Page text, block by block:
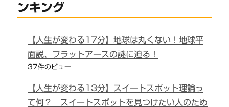
ンキング
【人生が変わる17分】地球は丸くない！地球平
面説、フラットアースの謎に迫る！
37件のビュー
【人生が変わる13分】スイートスポット理論っ
て何？ スイートスポットを見つけたい人のため